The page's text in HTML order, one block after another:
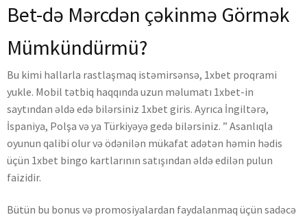
Bet-də Mərcdən çəkinmə Görmək
Mümkündürmü?
Bu kimi hallarla rastlaşmaq istəmirsənsə, 1xbet proqrami
yukle. Mobil tətbiq haqqında uzun məlumatı 1xbet-in
saytından əldə edə bilərsiniz 1xbet giris. Ayrıca İngiltərə,
İspaniya, Polşa və ya Türkiyəyə gedə bilərsiniz. ” Asanlıqla
oyunun qalibi olur və ödənilən mükafat adətən həmin hədis
üçün 1xbet bingo kartlarının satışından əldə edilən pulun
faizidir.
Bütün bu bonus və promosiyalardan faydalanmaq üçün sadəcə